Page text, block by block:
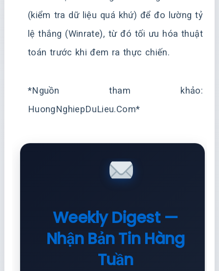
(kiểm tra dữ liệu quá khứ) để đo lường tỷ
lệ thắng (Winrate), từ đó tối ưu hóa thuật
toán trước khi đem ra thực chiến.
*Nguồn tham khảo:
HuongNghiepDuLieu.Com*
Weekly Digest —
Nhận Bản Tin Hàng
Tuần